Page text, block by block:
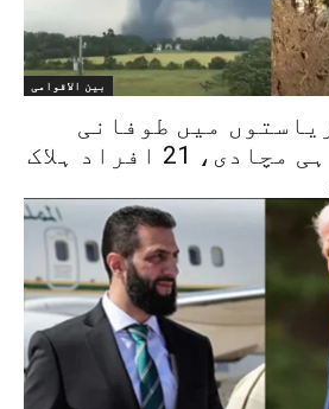
بین الاقوامی
میں طوفانی
21 افراد ہلاک